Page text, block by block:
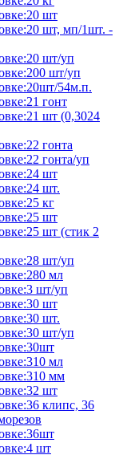
шт
шт, мп/1шт. -
шт/уп
шт/уп
54м.п.
гонт
шт (0,3024
гонта
гонта/уп
шт
шт.
кг
шт
шт (стик 2
шт/уп
мл
шт/уп
шт
шт.
шт/уп
мл
мм
шт
клипс, 36
шт